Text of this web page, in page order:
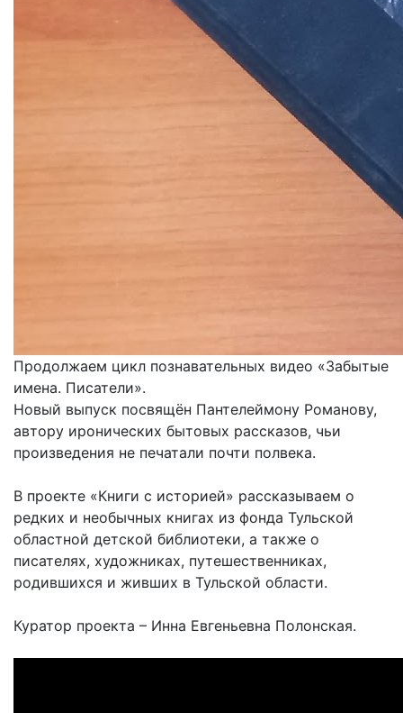
Продолжаем цикл познавательных видео «Забытые
имена. Писатели».
Новый выпуск посвящён Пантелеймону Романову,
автору иронических бытовых рассказов, чьи
произведения не печатали почти полвека.
В проекте «Книги с историей» рассказываем о
редких и необычных книгах из фонда Тульской
областной детской библиотеки, а также о
писателях, художниках, путешественниках,
родившихся и живших в Тульской области.
Куратор проекта – Инна Евгеньевна Полонская.